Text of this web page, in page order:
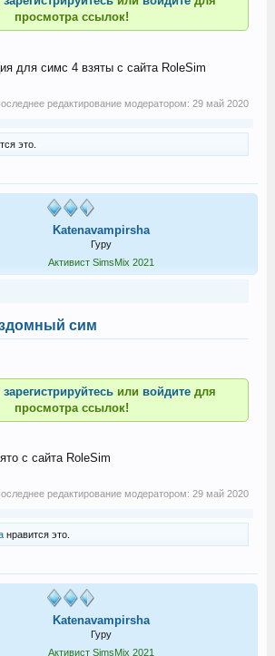
просмотра ссылок!
для симс 4 взяты с сайта RoleSim
редактирование модератором:29 май 2020
это.
Katenavampirsha
Гуру
Активист SimsMix 2021
сим
зарегистрируйтесь или войдите для
просмотра ссылок!
с сайта RoleSim
редактирование модератором:29 май 2020
нравится это.
Katenavampirsha
Гуру
Активист SimsMix 2021